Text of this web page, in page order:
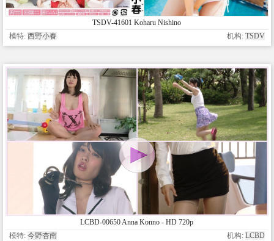
TSDV-41601 Koharu Nishino
模特: 西野小春 机构: TSDV
LCBD-00650 Anna Konno - HD 720p
模特: 今野杏南 机构: LCBD